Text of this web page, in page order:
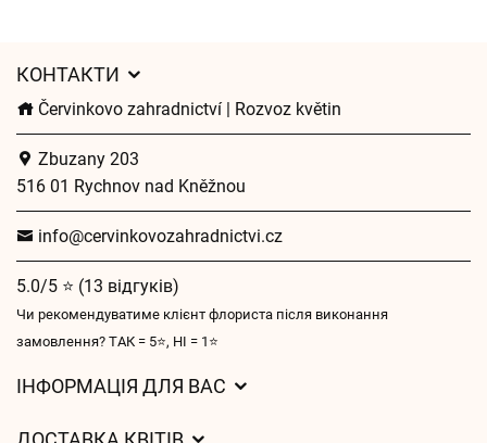
КОНТАКТИ
Červinkovo zahradnictví | Rozvoz květin
Zbuzany 203
516 01 Rychnov nad Kněžnou
info@cervinkovozahradnictvi.cz
5.0/5 ⭐ (13 відгуків)
Чи рекомендуватиме клієнт флориста після виконання
замовлення? ТАК = 5⭐, НІ = 1⭐
ІНФОРМАЦІЯ ДЛЯ ВАС